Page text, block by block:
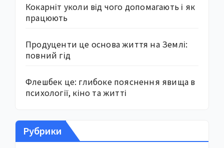
Кокарніт уколи від чого допомагають і як
працюють
Продуценти це основа життя на Землі:
повний гід
Флешбек це: глибоке пояснення явища в
психології, кіно та житті
Рубрики